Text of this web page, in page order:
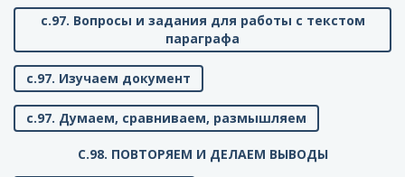
с.97. Вопросы и задания для работы с текстом
параграфа
с.97. Изучаем документ
с.97. Думаем, сравниваем, размышляем
C.98. ПОВТОРЯЕМ И ДЕЛАЕМ ВЫВОДЫ